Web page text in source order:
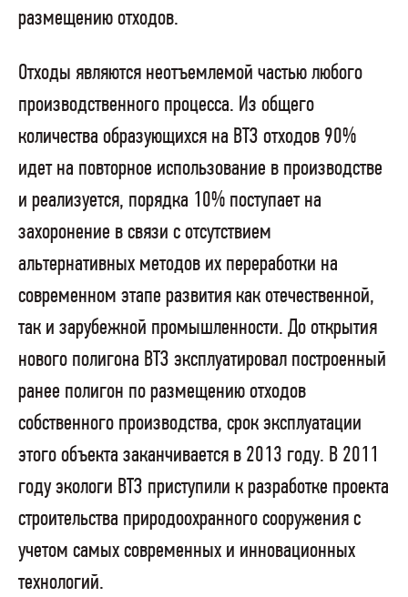
размещению отходов.
Отходы являются неотъемлемой частью любого
производственного процесса. Из общего
количества образующихся на ВТЗ отходов 90%
идет на повторное использование в производстве
и реализуется, порядка 10% поступает на
захоронение в связи с отсутствием
альтернативных методов их переработки на
современном этапе развития как отечественной,
так и зарубежной промышленности. До открытия
нового полигона ВТЗ эксплуатировал построенный
ранее полигон по размещению отходов
собственного производства, срок эксплуатации
этого объекта заканчивается в 2013 году. В 2011
году экологи ВТЗ приступили к разработке проекта
строительства природоохранного сооружения с
учетом самых современных и инновационных
технологий.